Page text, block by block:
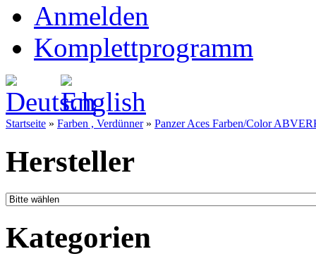
Anmelden
Komplettprogramm
Startseite » Farben , Verdünner» Panzer Aces Farben/Color
Hersteller
Kategorien